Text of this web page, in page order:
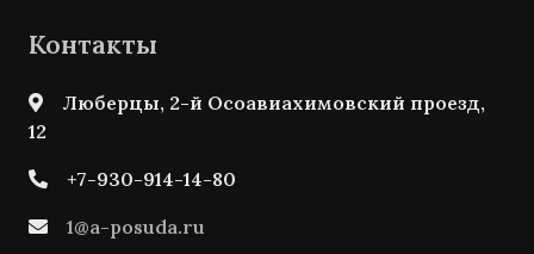
Контакты
Люберцы, 2-й Осоавиахимовский проезд,
12
+7-930-914-14-80
1@a-posuda.ru